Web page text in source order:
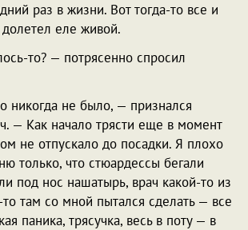
раз в жизни. Вот тогда-то все и
еле живой.
то? — потрясенно спросил
никогда не было, — признался
— Как начало трясти еще в момент
не отпускало до посадки. Я плохо
только, что стюардессы бегали
под нос нашатырь, врач какой-то из
там со мной пытался сделать — все
паника, трясучка, весь в поту — в